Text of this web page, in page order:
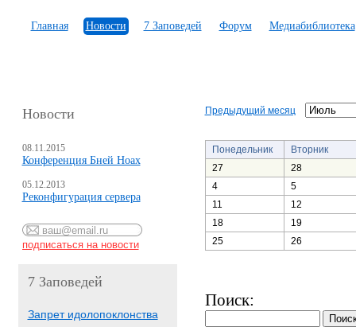
Главная Новости 7 Заповедей Форум Медиабиблиотека
Новости
08.11.2015
Конференция Бней Ноах
05.12.2013
Реконфигурация сервера
7 Заповедей
Запрет идолопоклонства
Предыдущий месяц
Понедельник
Вторник
27
28
4
5
11
12
18
19
25
26
Поиск: